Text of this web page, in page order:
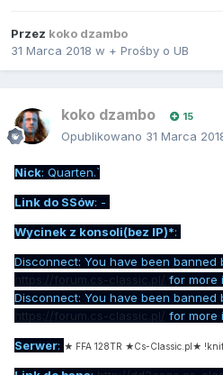
Przez koko dzambo
31 Marca 2018 w + Prośby o UB
koko dzambo 15
Opublikowano 31 Marca
Nick: Quarten.`
Link do SSów: -
Wycinek z konsoli(bez IP)*:
Disconnect: You have been banned
https://forum.cs-classic.pl/ for more
Disconnect: You have been banned
https://forum.cs-classic.pl/ for more
Serwer: ★ FFA 128TR ★Cs-Classic.pl★